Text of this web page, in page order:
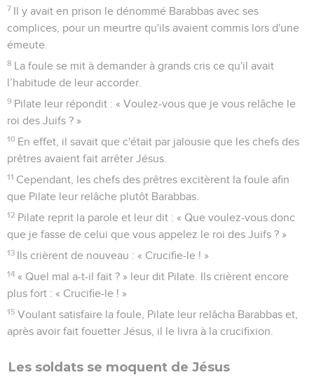
7 Il y avait en prison le dénommé Barabbas avec ses
complices, pour un meurtre qu'ils avaient commis lors d'une
émeute.
8 La foule se mit à demander à grands cris ce qu'il avait
l’habitude de leur accorder.
9 Pilate leur répondit : « Voulez-vous que je vous relâche le
roi des Juifs ? »
10 En effet, il savait que c'était par jalousie que les chefs des
prêtres avaient fait arrêter Jésus.
11 Cependant, les chefs des prêtres excitèrent la foule afin
que Pilate leur relâche plutôt Barabbas.
12 Pilate reprit la parole et leur dit : « Que voulez-vous donc
que je fasse de celui que vous appelez le roi des Juifs ? »
13 Ils crièrent de nouveau : « Crucifie-le ! »
14 « Quel mal a-t-il fait ? » leur dit Pilate. Ils crièrent encore
plus fort : « Crucifie-le ! »
15 Voulant satisfaire la foule, Pilate leur relâcha Barabbas et,
après avoir fait fouetter Jésus, il le livra à la crucifixion.
Les soldats se moquent de Jésus